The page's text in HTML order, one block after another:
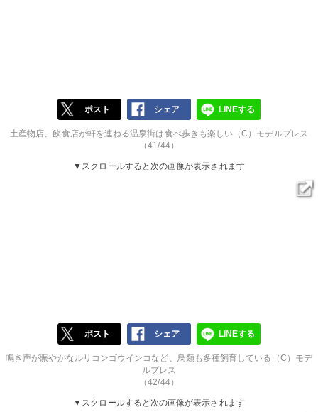
ポスト シェア LINEする
土産物店、飲食店が軒を連ねる温泉街は食べ歩きも楽しい（C）モデルプレス
（41/44）
▼スクロールすると次の画像が表示されます
ポスト シェア LINEする
鳴き声が賑やかなルリコンゴウインコなど、鳥類も多種飼育している（C）モデ
ルプレス
（42/44）
▼スクロールすると次の画像が表示されます